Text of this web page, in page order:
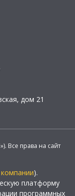
дом 21
Все права на сайт
).
платформу
программных